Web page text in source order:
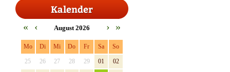
Kalender
« ‹ August 2026 »
›
Mo Di Mi Do Fr Sa So
25 26 27 28 29 01 02